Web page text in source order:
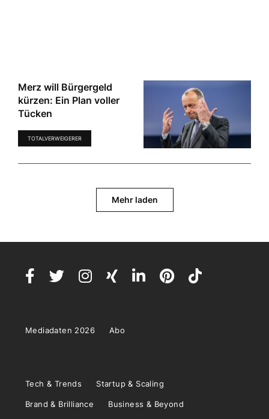
Merz will Bürgergeld
kürzen: Ein Plan voller
Tücken
TOTALVERWEIGERER
Mehr laden
Mediadaten 2026 Abo
Tech & Trends Startup & Scaling
Brand & Brilliance Business & Beyond